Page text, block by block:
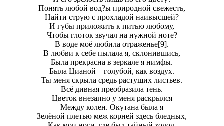
Понять любой вод?ы природной свежесть,
Найти струю с прохладой наивысшей?
И гyбы приложить к питью любому,
Чтобы глоток звучал на нужной ноте?
В воде моё любила отраженье[9].
В любви к себе пылала я, склонившись,
Была прекрасна в зеркале я нимфы.
Была Цианой – голубой, как воздух.
Ты меня скрыла средь растущих листьев.
Всё дивная преобразила тень.
Цветок внезапно у меня раскрылся
Между колен. Окутана былa я
Зелёной плетью меж корней здесь бледных,